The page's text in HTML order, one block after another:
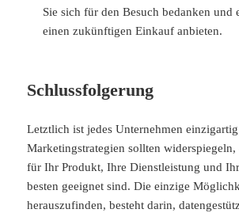
Sie sich für den Besuch bedanken und
einen zukünftigen Einkauf anbieten.
Schlussfolgerung
Letztlich ist jedes Unternehmen
Marketingstrategien sollten
für Ihr Produkt, Ihre Dienstleistung und
besten geeignet sind. Die einzige
herauszufinden, besteht darin,